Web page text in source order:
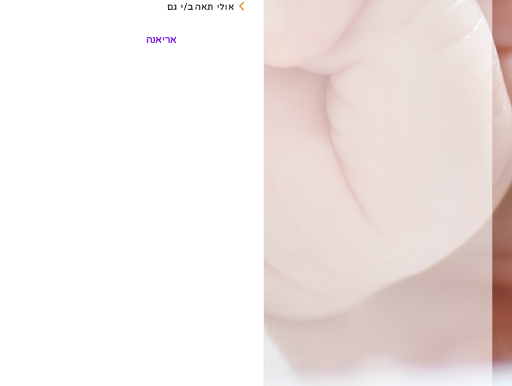
אולי תאהב/י גם
אריאנה